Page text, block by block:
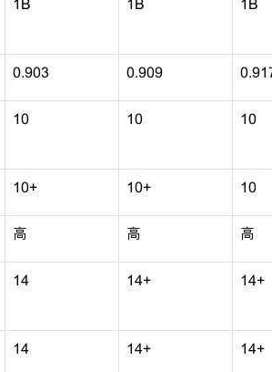
1B 1B 1B
0.903 0.909
10 10 10
10+ 10+ 10
高 高 高
14 14+ 14+
14 14+ 14+